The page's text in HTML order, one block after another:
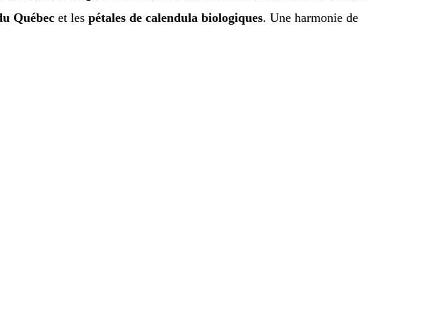
Québec et les pétales de calendula biologiques. Une harmonie de